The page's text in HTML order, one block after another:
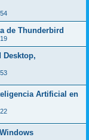
de Thunderbird
Desktop,
Artificial en